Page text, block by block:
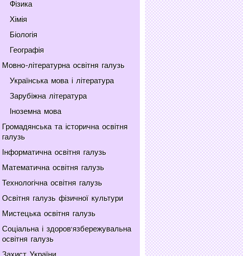
Фізика
Хімія
Біологія
Географія
Мовно-літературна освітня галузь
Українська мова і література
Зарубіжна література
Іноземна мова
Громадянська та історична освітня
галузь
Інформатична освітня галузь
Математична освітня галузь
Технологічна освітня галузь
Освітня галузь фізичної культури
Мистецька освітня галузь
Соціальна і здоров'язбережувальна
освітня галузь